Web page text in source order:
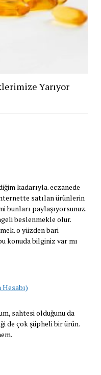
Yarıyor
kadarıyla. eczanede
satılan ürünlerin
bunları paylaşıyorsunuz.
beslenmekle olur.
o yüzden bari
konuda bilginiz var mı
sahtesi olduğunu da
de çok şüpheli bir ürün.